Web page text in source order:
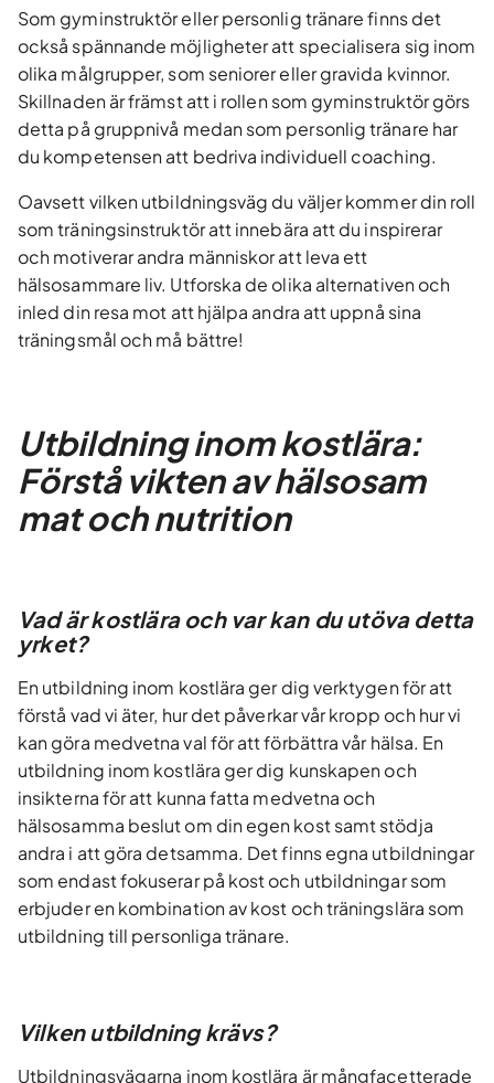
Som gyminstruktör eller personlig tränare finns det
också spännande möjligheter att specialisera sig inom
olika målgrupper, som seniorer eller gravida kvinnor.
Skillnaden är främst att i rollen som gyminstruktör görs
detta på gruppnivå medan som personlig tränare har
du kompetensen att bedriva individuell coaching.
Oavsett vilken utbildningsväg du väljer kommer din roll
som träningsinstruktör att innebära att du inspirerar
och motiverar andra människor att leva ett
hälsosammare liv. Utforska de olika alternativen och
inled din resa mot att hjälpa andra att uppnå sina
träningsmål och må bättre!
Utbildning inom kostlära:
Förstå vikten av hälsosam
mat och nutrition
Vad är kostlära och var kan du utöva detta
yrket?
En utbildning inom kostlära ger dig verktygen för att
förstå vad vi äter, hur det påverkar vår kropp och hur vi
kan göra medvetna val för att förbättra vår hälsa. En
utbildning inom kostlära ger dig kunskapen och
insikterna för att kunna fatta medvetna och
hälsosamma beslut om din egen kost samt stödja
andra i att göra detsamma. Det finns egna utbildningar
som endast fokuserar på kost och utbildningar som
erbjuder en kombination av kost och träningslära som
utbildning till personliga tränare.
Vilken utbildning krävs?
Utbildningsvägarna inom kostlära är mångfacetterade